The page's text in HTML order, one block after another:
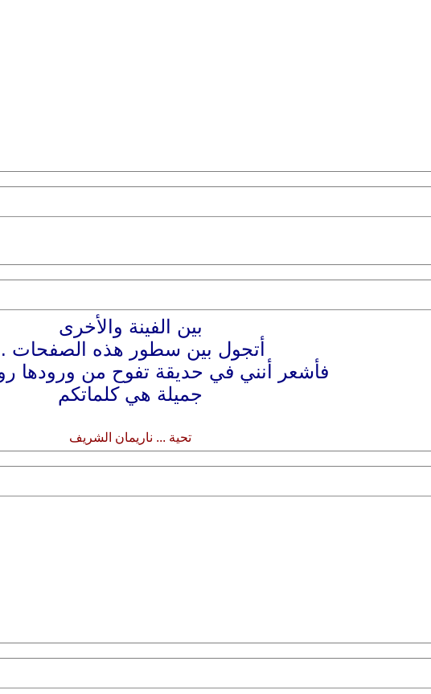
بين الفينة والأخرى
أتجول بين سطور هذه الصفحات
فأشعر أنني في حديقة تفوح من ورودها
جميلة هي كلماتكم
تحية ... ناريمان الشريف